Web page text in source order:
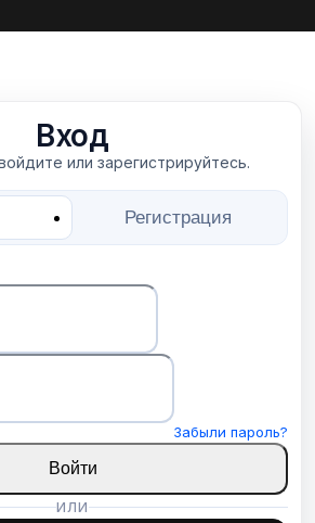
Вход
или зарегистрируйтесь.
Регистрация
Забыли пароль?
Войти
ИЛИ